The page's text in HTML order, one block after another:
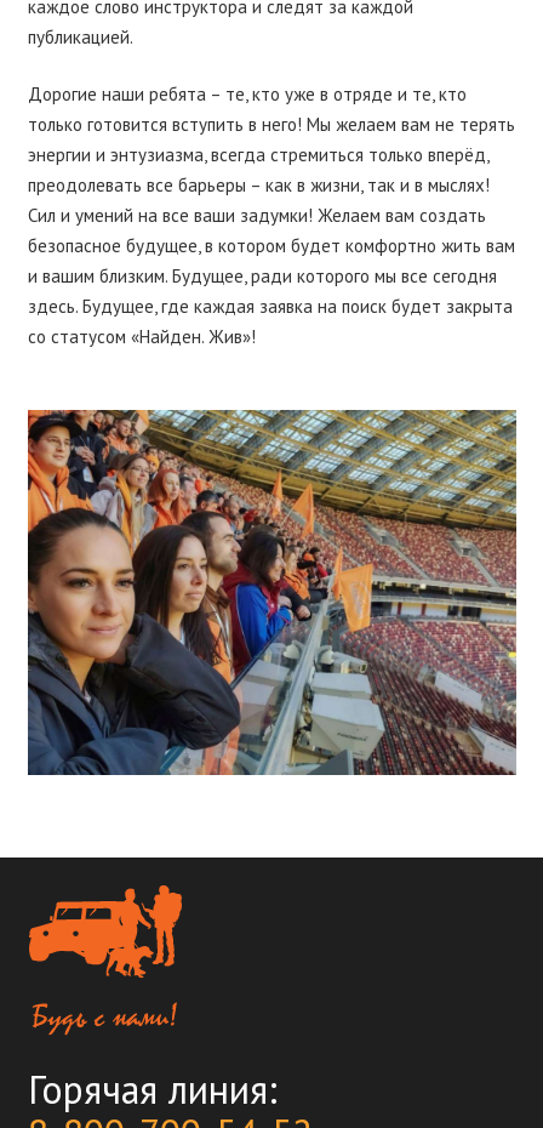
каждое слово инструктора и следят за каждой
публикацией.
Дорогие наши ребята – те, кто уже в отряде и те, кто
только готовится вступить в него! Мы желаем вам не терять
энергии и энтузиазма, всегда стремиться только вперёд,
преодолевать все барьеры – как в жизни, так и в мыслях!
Сил и умений на все ваши задумки! Желаем вам создать
безопасное будущее, в котором будет комфортно жить вам
и вашим близким. Будущее, ради которого мы все сегодня
здесь. Будущее, где каждая заявка на поиск будет закрыта
со статусом «Найден. Жив»!
Горячая линия: